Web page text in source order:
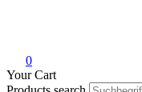
0
Your Cart